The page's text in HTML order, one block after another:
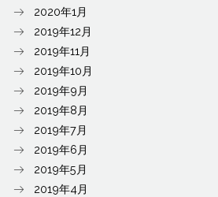
2020年1月
2019年12月
2019年11月
2019年10月
2019年9月
2019年8月
2019年7月
2019年6月
2019年5月
2019年4月